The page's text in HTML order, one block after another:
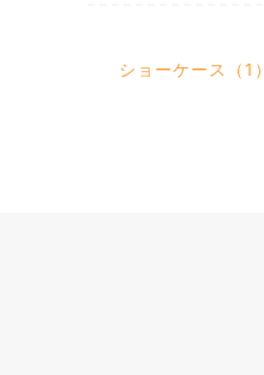
ショーケース（1）